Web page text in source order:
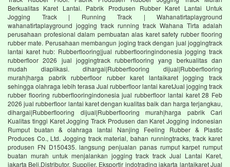
Berkualitas Karet Lantai. Pabrik Produsen Rubber Karet Lantai Untuk
Jogging Track | Running Track | Wahanatirtaplayground
wahanatirtaplayground jogging track running track Wahana Tirta adalah
perusahaan profesional dalam pembuatan alas karet safety rubber flooring
rubber mate. Perusahaan membangun joging track dengan jual joggingtrack
lantai karet hub: Rubberflooring|jual rubberflooringindonesia jogging track
rubberfloor 2026 jual joggingtrack rubberflooring yang berkualitas dan
mudah diaplikasi. dihargai|Rubberflooring dijual|Rubberflooring
murah|harga pabrik rubberfloor rubber karet lantaikaret jogging track
sehingga olahraga lebih terasa Jual rubberfloor lantai karetJual jogging track
rubber flooring rubberflooringindonesia jual rubberfloor lantai karet 28 Feb
2026 jual rubberfloor lantai karet dengan kualitas baik dan harga terjangkau,
dihargai|Rubberflooring dijual|Rubberflooring murah|harga pabrik Cari
Kualitas tinggi Karet Jogging Track Produsen dan Karet Jogging indonesian
Rumput buatan & olahraga lantai Nanjing Feeling Rubber & Plastic
Produces Co., Ltd. Jogging track material, bahan runningtracks, track karet
produsen FN D150435. langsung penjualan panas rumput karpet rumput
buatan murah untuk menjalankan jogging track track Jual Lantai Karet,
jakarta Beli,Distributor, Supplier, Eksportir indotrading jakarta lantaikaret Jual